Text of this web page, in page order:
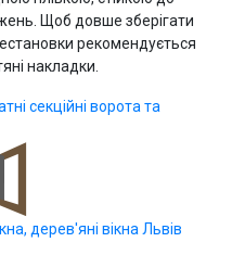
Щоб довше зберігати
рекомендується
накладки.